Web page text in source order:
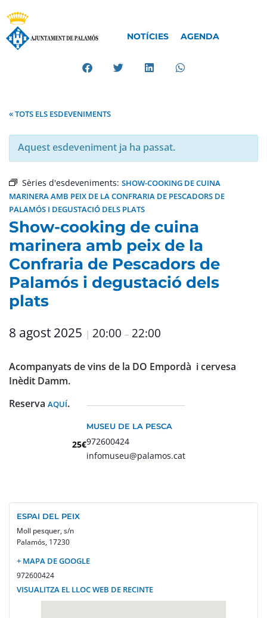
NOTÍCIES AGENDA
« TOTS ELS ESDEVENIMENTS
Aquest esdeveniment ja ha passat.
Sèries d'esdeveniments: SHOW-COOKING DE CUINA
MARINERA AMB PEIX DE LA CONFRARIA DE PESCADORS DE
PALAMÓS I DEGUSTACIÓ DELS PLATS
Show-cooking de cuina
marinera amb peix de la
Confraria de Pescadors de
Palamós i degustació dels
plats
8 agost 2025 | 20:00 – 22:00
Acompanyats de vins de la DO Empordà i cervesa
Inèdit Damm.
Reserva AQUÍ.
25€
MUSEU DE LA PESCA
972600424
infomuseu@palamos.cat
ESPAI DEL PEIX
Moll pesquer, s/n
Palamós, 17230
+ MAPA DE GOOGLE
972600424
VISUALITZA EL LLOC WEB DE RECINTE